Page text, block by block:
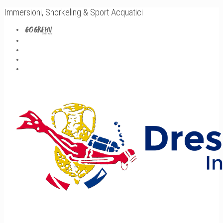
Immersioni, Snorkeling & Sport Acquatici